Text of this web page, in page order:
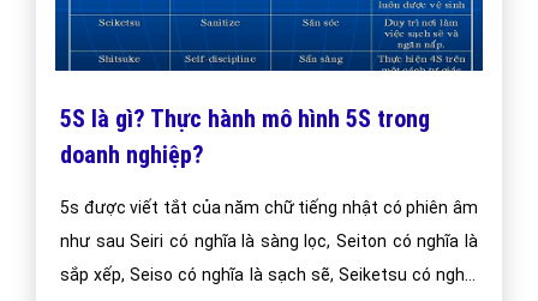
5S là gì? Thực hành mô hình 5S trong
doanh nghiệp?
5s được viết tắt của năm chữ tiếng nhật có phiên âm
như sau Seiri có nghĩa là sàng lọc, Seiton có nghĩa là
sắp xếp, Seiso có nghĩa là sạch sẽ, Seiketsu có nghĩa